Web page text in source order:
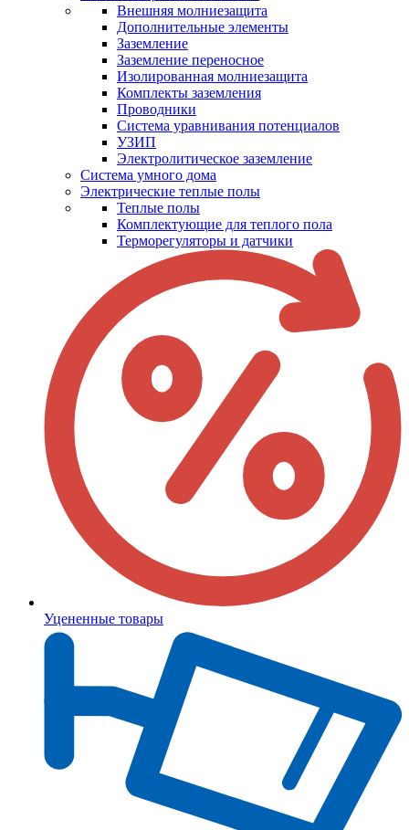
Внешняя молниезащита
Дополнительные элементы
Заземление
Заземление переносное
Изолированная молниезащита
Комплекты заземления
Проводники
Система уравнивания потенциалов
УЗИП
Электролитическое заземление
Система умного дома
Электрические теплые полы
Теплые полы
Комплектующие для теплого пола
Терморегуляторы и датчики
Уцененные товары